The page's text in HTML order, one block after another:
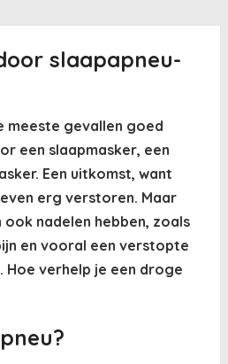
slaapapneu-
meeste gevallen goed
een slaapmasker, een
Een uitkomst, want
erg verstoren. Maar
nadelen hebben, zoals
en vooral een verstopte
Hoe verhelp je een droge